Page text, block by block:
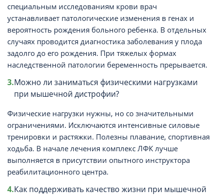
специальным исследованиям крови врач
устанавливает патологические изменения в генах и
вероятность рождения больного ребенка. В отдельных
случаях проводится диагностика заболевания у плода
задолго до его рождения. При тяжелых формах
наследственной патологии беременность прерывается.
Можно ли заниматься физическими нагрузками
при мышечной дистрофии?
Физические нагрузки нужны, но со значительными
ограничениями. Исключаются интенсивные силовые
тренировки и растяжки. Полезны плавание, спортивная
ходьба. В начале лечения комплекс ЛФК лучше
выполняется в присутствии опытного инструктора
реабилитационного центра.
Как поддерживать качество жизни при мышечной